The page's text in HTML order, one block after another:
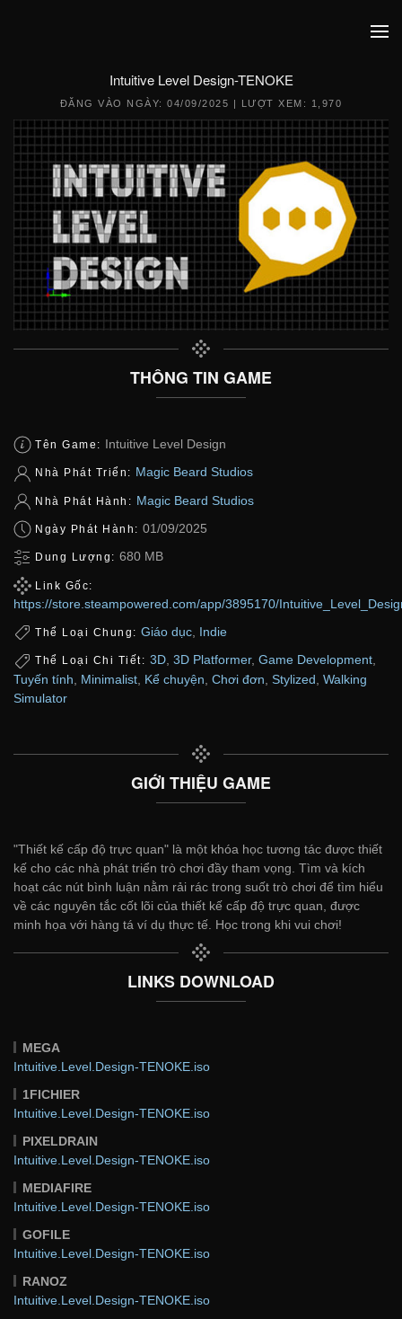
Intuitive Level Design-TENOKE
ĐĂNG VÀO NGÀY:04/09/2025 | LƯỢT XEM: 1,970
THÔNG TIN GAME
Tên Game: Intuitive Level Design
Nhà Phát Triển: Magic Beard Studios
Nhà Phát Hành: Magic Beard Studios
Ngày Phát Hành: 01/09/2025
Dung Lượng: 680 MB
Link Gốc:
https://store.steampowered.com/app/3895170/
Thể Loại Chung: Giáo dục Indie
Thể Loại Chi Tiết: 3D, 3D Platformer, Game Development,
Tuyến tính
Minimalist Kể chuyện Chơi đơn Stylized Walking
Simulator
GIỚI THIỆU GAME
"Thiết kế cấp độ trực quan" là một khóa học tương tác được thiết
kế cho các nhà phát triển trò chơi đầy tham vọng. Tìm và kích
hoạt các nút bình luận nằm rải rác trong suốt trò chơi để tìm hiểu
về các nguyên tắc cốt lõi của thiết kế cấp độ trực quan, được
minh họa với hàng tá ví dụ thực tế. Học trong khi vui chơi!
LINKS DOWNLOAD
MEGA
Intuitive.Level.Design-TENOKE.iso
1FICHIER
Intuitive.Level.Design-TENOKE.iso
PIXELDRAIN
Intuitive.Level.Design-TENOKE.iso
MEDIAFIRE
Intuitive.Level.Design-TENOKE.iso
GOFILE
Intuitive.Level.Design-TENOKE.iso
RANOZ
Intuitive.Level.Design-TENOKE.iso